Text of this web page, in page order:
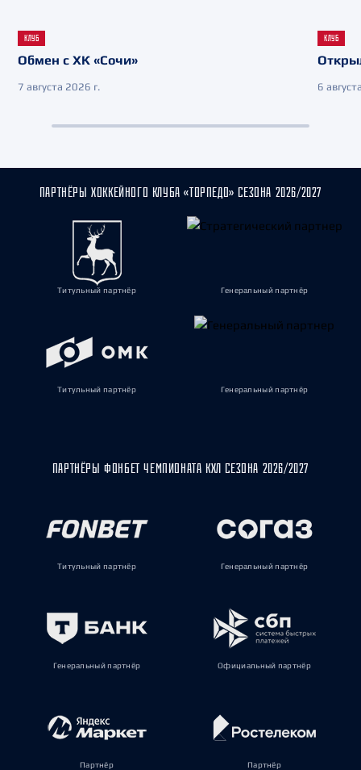
КЛУБ
Обмен с ХК «Сочи»
7 августа 2026 г.
КЛУБ
6
ПАРТНЁРЫ ХОККЕЙНОГО КЛУБА «ТОРПЕДО» СЕЗОНА 2026/2027
Титульный партнёр Генеральный партнёр
Титульный партнёр Генеральный партнёр
ПАРТНЁРЫ ФОНБЕТ ЧЕМПИОНАТА КХЛ СЕЗОНА 2026/2027
Титульный партнёр Генеральный партнёр
Генеральный партнёр Официальный партнёр
Партнёр Партнёр